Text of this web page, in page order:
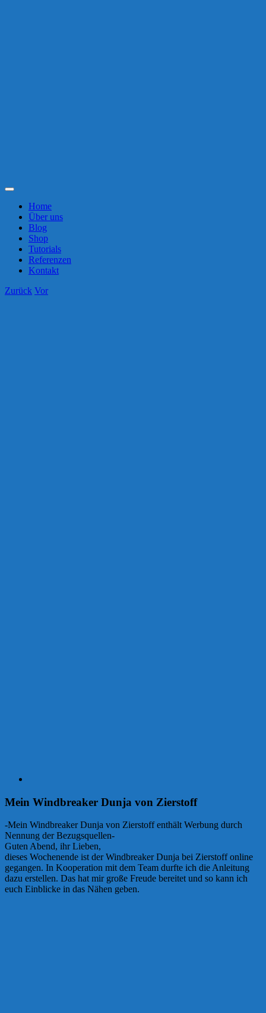
Toggle
NavigationHome
Über uns
Blog
Shop
Tutorials
Referenzen
Kontakt
Zurück Vor
Mein Windbreaker Dunja von Zierstoff
-Mein Windbreaker Dunja von Zierstoff enthält Werbung durch
Nennung der Bezugsquellen-
Guten Abend, ihr Lieben,
dieses Wochenende ist der Windbreaker Dunja bei Zierstoff online
gegangen. In Kooperation mit dem Team durfte ich die Anleitung
dazu erstellen. Das hat mir große Freude bereitet und so kann ich
euch Einblicke in das Nähen geben.